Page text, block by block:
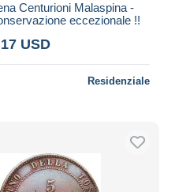
Centurioni Malaspina -
eccezionale !!
USD
Residenziale